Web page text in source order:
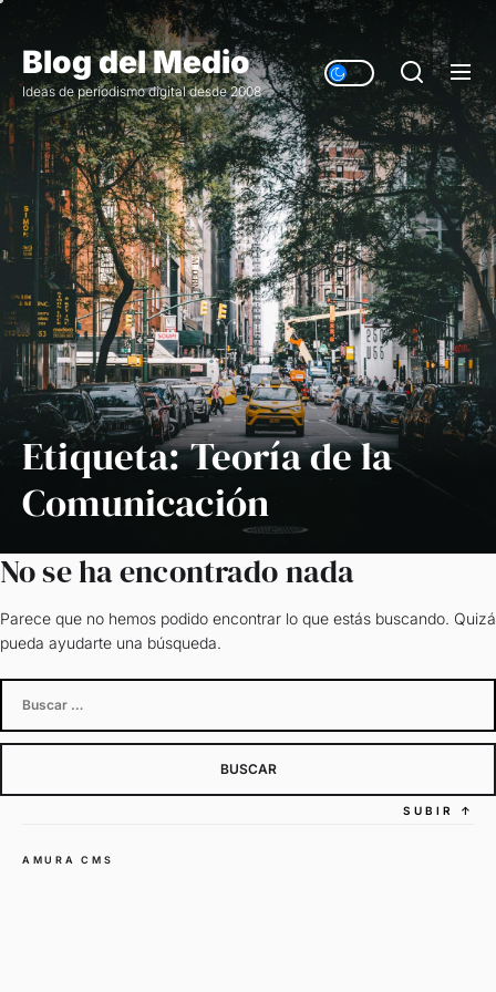
Saltar
al
contenido
Blog del Medio
Ideas de periodismo digital desde 2008
Etiqueta:Teoría de la
Comunicación
No se ha encontrado nada
Parece que no hemos podido encontrar lo que estás buscando. Quizá
pueda ayudarte una búsqueda.
SUBIR ↑
AMURA CMS